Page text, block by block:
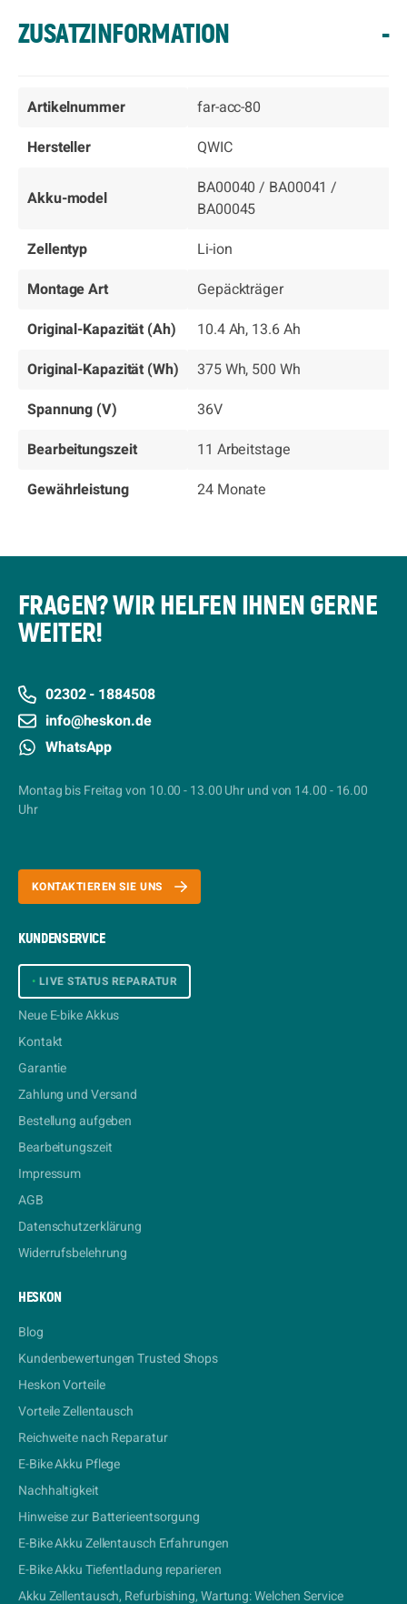
ZUSATZINFORMATION -
Artikelnummer
far-acc-80
Hersteller
QWIC
Akku-model
BA00040 / BA00041 /
BA00045
Zellentyp
Li-ion
Montage Art
Gepäckträger
Original-Kapazität (Ah)
10.4 Ah, 13.6 Ah
Original-Kapazität (Wh)
375 Wh, 500 Wh
Spannung (V)
36V
Bearbeitungszeit
11 Arbeitstage
Gewährleistung
24 Monate
FRAGEN? WIR HELFEN IHNEN GERNE
WEITER!
02302 - 1884508
info@heskon.de
WhatsApp
Montag bis Freitag von 10.00 - 13.00 Uhr und von 14.00 - 16.00
Uhr
KONTAKTIEREN SIE UNS
KUNDENSERVICE
• LIVE STATUS REPARATUR
Neue E-bike Akkus
Kontakt
Garantie
Zahlung und Versand
Bestellung aufgeben
Bearbeitungszeit
Impressum
AGB
Datenschutzerklärung
Widerrufsbelehrung
HESKON
Blog
Kundenbewertungen Trusted Shops
Heskon Vorteile
Vorteile Zellentausch
Reichweite nach Reparatur
E-Bike Akku Pflege
Nachhaltigkeit
Hinweise zur Batterieentsorgung
E-Bike Akku Zellentausch Erfahrungen
E-Bike Akku Tiefentladung reparieren
Akku Zellentausch, Refurbishing, Wartung: Welchen Service